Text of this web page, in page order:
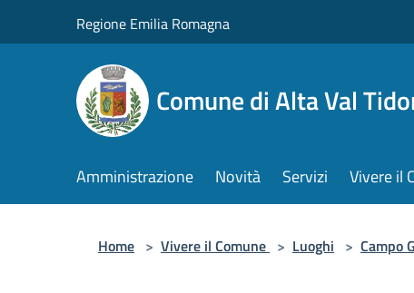
Regione Emilia Romagna
Comune di Alta Val
Amministrazione Novità Servizi Vivere il
Home > Vivere il Comune > Luoghi > Campo